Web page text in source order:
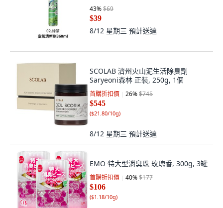
43%$69
$39
8/12 星期三 預計送達
SCOLAB 濟州火山泥生活除臭劑
Saryeoni森林 正裝, 250g, 1個
首購折扣價 26%$745
$545
($21.80/10g)
8/12 星期三 預計送達
EMO 特大型消臭珠 玫瑰香, 300g, 3罐
首購折扣價 40%$177
$106
($1.18/10g)